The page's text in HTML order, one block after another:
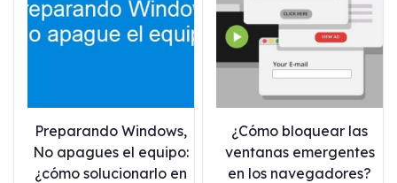
Preparando Windows,
No apagues el equipo:
¿cómo solucionarlo en
¿Cómo bloquear las
ventanas emergentes
en los navegadores?